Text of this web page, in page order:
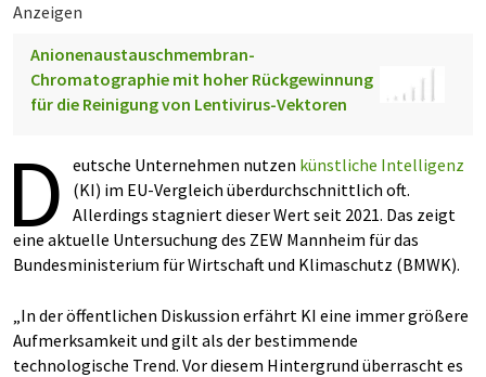
Anzeigen
Anionenaustauschmembran-
Chromatographie mit hoher Rückgewinnung
für die Reinigung von Lentivirus-Vektoren
D eutsche Unternehmen nutzen künstliche Intelligenz
(KI) im EU-Vergleich überdurchschnittlich oft.
Allerdings stagniert dieser Wert seit 2021. Das zeigt
eine aktuelle Untersuchung des ZEW Mannheim für das
Bundesministerium für Wirtschaft und Klimaschutz (BMWK).
„In der öffentlichen Diskussion erfährt KI eine immer größere
Aufmerksamkeit und gilt als der bestimmende
technologische Trend. Vor diesem Hintergrund überrascht es